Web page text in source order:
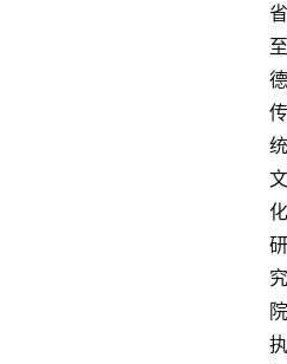
省
至
德
传
统
文
化
研
究
院
执